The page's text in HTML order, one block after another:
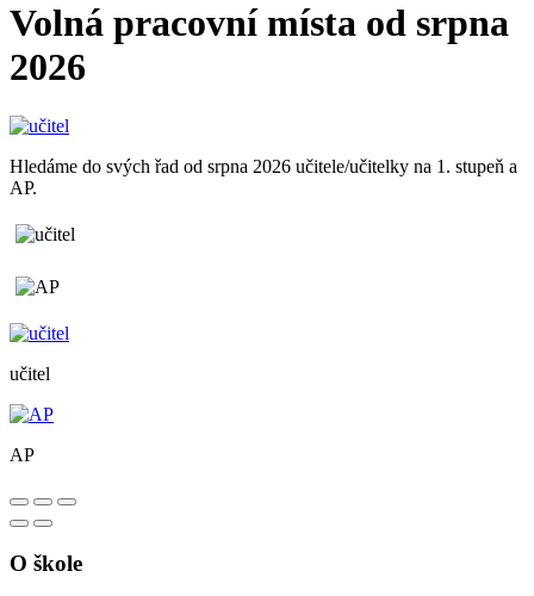
Volná pracovní místa od srpna
2026
Hledáme do svých řad od srpna 2026 učitele/učitelky na 1. stupeň a
AP.
učitel
AP
O škole